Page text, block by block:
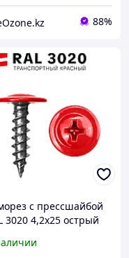
88%
с прессшайбой
3020 4,2х25 острый